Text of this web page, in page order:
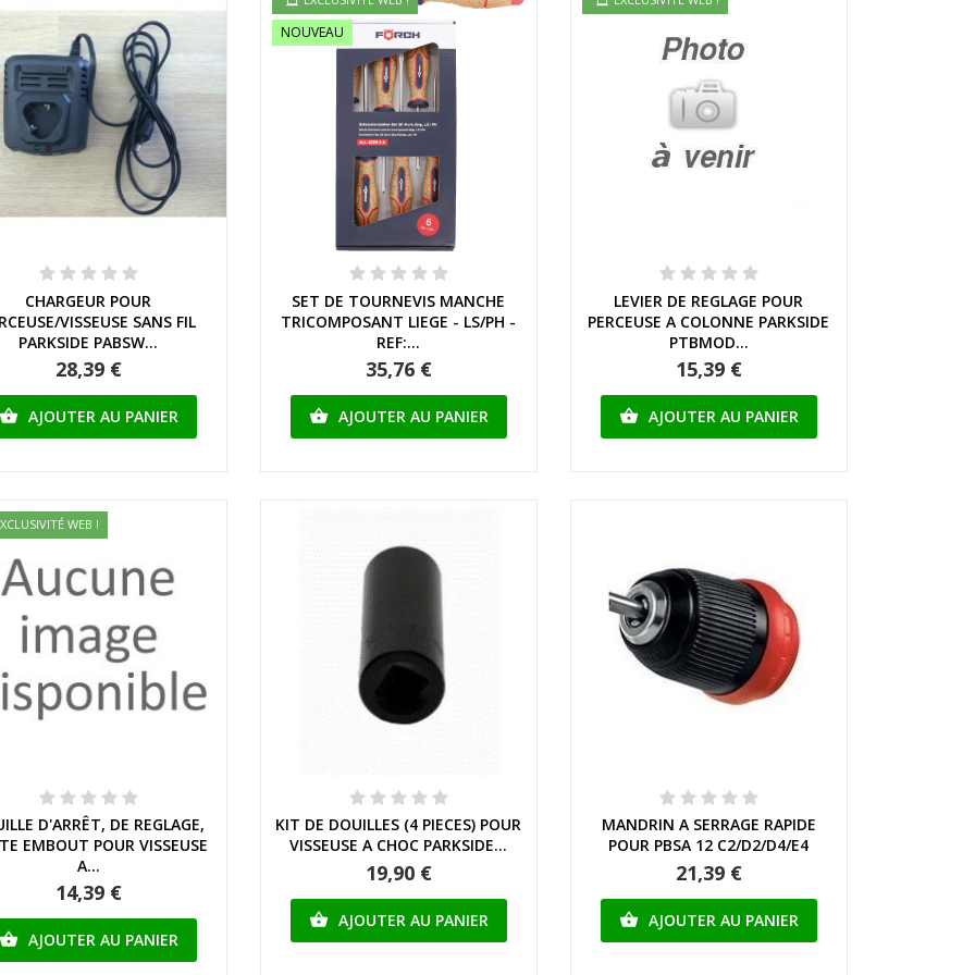
Aperçu rapide
CHARGEUR POUR
VISSEUSE SANS FIL
PARKSIDE PABSW...
28,39 €
AJOUTER AU PANIER
NOUVEAU
Aperçu rapide
SET DE TOURNEVIS MANCHE
TRICOMPOSANT LIEGE - LS/PH -
REF:...
35,76 €
 AJOUTER AU PANIER
Aperçu rapide
LEVIER DE REGLAGE POUR
PERCEUSE A COLONNE PARKSIDE
PTBMOD...
15,39 €
 AJOUTER AU PANIER
WEB !
Aperçu rapide
D'ARRÊT, DE REGLAGE,
EMBOUT POUR VISSEUSE
A...
14,39 €
AJOUTER AU PANIER
Aperçu rapide
KIT DE DOUILLES (4 PIECES) POUR
VISSEUSE A CHOC PARKSIDE...
19,90 €
 AJOUTER AU PANIER
Aperçu rapide
MANDRIN A SERRAGE RAPIDE
POUR PBSA 12 C2/D2/D4/E4
21,39 €
 AJOUTER AU PANIER